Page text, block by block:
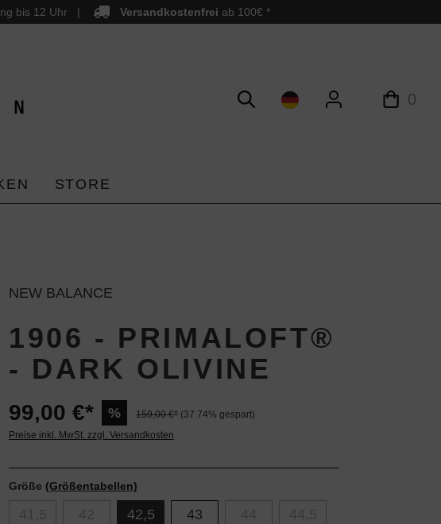
bis 12 Uhr Versandkostenfrei ab 100€ *
0
STORE
NEW BALANCE
1906 - PRIMALOFT®
- DARK OLIVINE
99,00 €* % 159,00 €* (37.74% gespart)
Preise inkl. MwSt. zzgl. Versandkosten
Größe (Größentabellen)
42,5 43